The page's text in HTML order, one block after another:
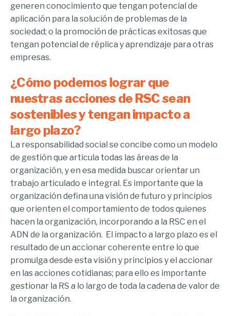
generen conocimiento que tengan potencial de
aplicación para la solución de problemas de la
sociedad; o la promoción de prácticas exitosas que
tengan potencial de réplica y aprendizaje para otras
empresas.
¿Cómo podemos lograr que
nuestras acciones de RSC sean
sostenibles y tengan impacto a
largo plazo?
La responsabilidad social se concibe como un modelo
de gestión que articula todas las áreas de la
organización, y en esa medida buscar orientar un
trabajo articulado e integral. Es importante que la
organización defina una visión de futuro y principios
que orienten el comportamiento de todos quienes
hacen la organización, incorporando a la RSC en el
ADN de la organización. El impacto a largo plazo es el
resultado de un accionar coherente entre lo que
promulga desde esta visión y principios y el accionar
en las acciones cotidianas; para ello es importante
gestionar la RS a lo largo de toda la cadena de valor de
la organización.